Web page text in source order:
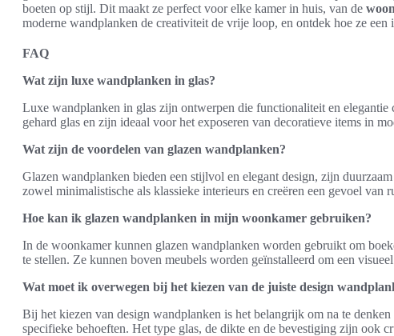
boeten op stijl. Dit maakt ze perfect voor elke kamer in huis, van de
moderne wandplanken de creativiteit de vrije loop, en ontdek hoe ze een
FAQ
Wat zijn luxe wandplanken in glas?
Luxe wandplanken in glas zijn ontwerpen die functionaliteit en elegantie
gehard glas en zijn ideaal voor het exposeren van decoratieve items in
Wat zijn de voordelen van glazen wandplanken?
Glazen wandplanken bieden een stijlvol en elegant design, zijn
zowel minimalistische als klassieke interieurs en creëren een gevoel van
Hoe kan ik glazen wandplanken in mijn woonkamer gebruiken?
In de woonkamer kunnen glazen wandplanken worden gebruikt om
te stellen. Ze kunnen boven meubels worden geïnstalleerd om een
Wat moet ik overwegen bij het kiezen van de juiste design
Bij het kiezen van design wandplanken is het belangrijk om na te
specifieke behoeften. Het type glas, de dikte en de bevestiging zijn ook